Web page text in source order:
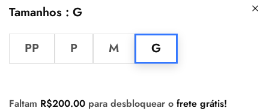
Tamanhos G
PP P M G
Faltam R$200.00 para desbloquear o frete grátis!